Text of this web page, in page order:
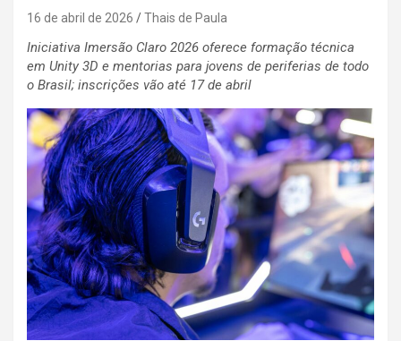
16 de abril de 2026 Thais de Paula
Iniciativa Imersão Claro 2026 oferece formação técnica
em Unity 3D e mentorias para jovens de periferias de todo
o Brasil; inscrições vão até 17 de abril